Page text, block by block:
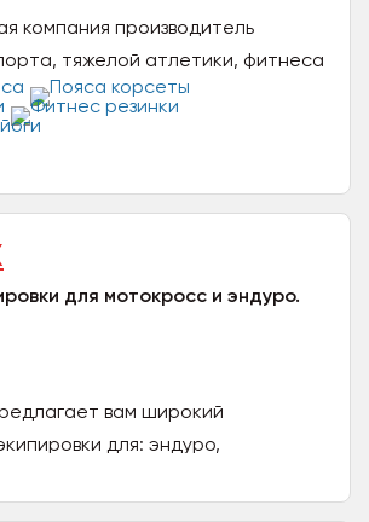
компания производитель
тяжелой атлетики, фитнеса
рассширяет территорию
для мотокросс и эндуро.
вам широкий
для: эндуро,
расходники и...